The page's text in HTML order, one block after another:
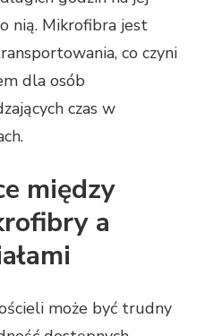
nią. Mikrofibra jest
co czyni
dla osób
czas w
między
a
może być trudny